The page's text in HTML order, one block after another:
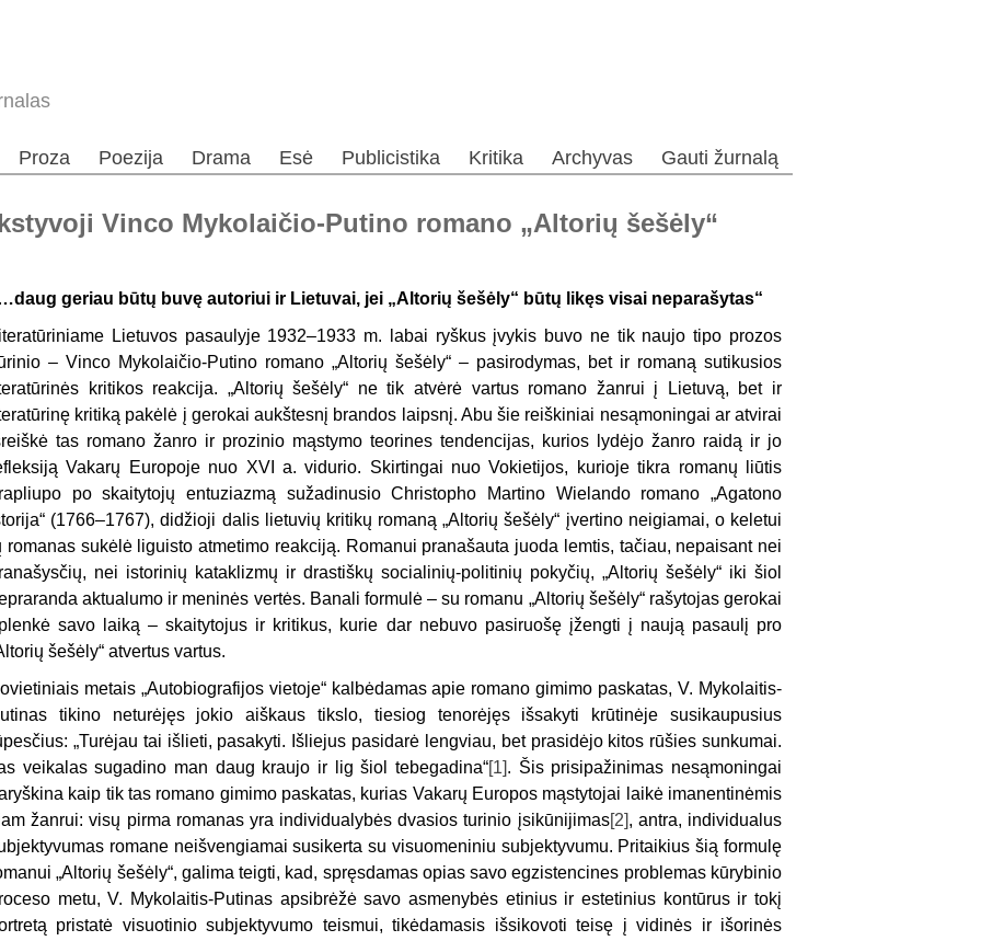
Proza Poezija Drama Esė Publicistika Kritika Archyvas Gauti žurnalą
Vinco Mykolaičio-Putino romano „Altorių šešėly“
geriau būtų buvę autoriui ir Lietuvai, jei „Altorių šešėly“ būtų likęs visai neparašytas“
Lietuvos pasaulyje 1932–1933 m. labai ryškus įvykis buvo ne tik naujo tipo prozos
– Vinco Mykolaičio-Putino romano „Altorių šešėly“ – pasirodymas, bet ir romaną sutikusios
kritikos reakcija. „Altorių šešėly“ ne tik atvėrė vartus romano žanrui į Lietuvą, bet ir
kritiką pakėlė į gerokai aukštesnį brandos laipsnį. Abu šie reiškiniai nesąmoningai ar atvirai
tas romano žanro ir prozinio mąstymo teorines tendencijas, kurios lydėjo žanro raidą ir jo
Vakarų Europoje nuo XVI a. vidurio. Skirtingai nuo Vokietijos, kurioje tikra romanų liūtis
po skaitytojų entuziazmą sužadinusio Christopho Martino Wielando romano „Agatono
(1766–1767), didžioji dalis lietuvių kritikų romaną „Altorių šešėly“ įvertino neigiamai, o keletui
romanas sukėlė liguisto atmetimo reakciją. Romanui pranašauta juoda lemtis, tačiau, nepaisant nei
nei istorinių kataklizmų ir drastiškų socialinių-politinių pokyčių, „Altorių šešėly“ iki šiol
aktualumo ir meninės vertės. Banali formulė – su romanu „Altorių šešėly“ rašytojas gerokai
savo laiką – skaitytojus ir kritikus, kurie dar nebuvo pasiruošę įžengti į naują pasaulį pro
šešėly“ atvertus vartus.
metais „Autobiografijos vietoje“ kalbėdamas apie romano gimimo paskatas, V. Mykolaitis-
tikino neturėjęs jokio aiškaus tikslo, tiesiog tenorėjęs išsakyti krūtinėje susikaupusius
„Turėjau tai išlieti, pasakyti. Išliejus pasidarė lengviau, bet prasidėjo kitos rūšies sunkumai.
veikalas sugadino man daug kraujo ir lig šiol tebegadina“[1]. Šis prisipažinimas nesąmoningai
kaip tik tas romano gimimo paskatas, kurias Vakarų Europos mąstytojai laikė imanentinėmis
žanrui: visų pirma romanas yra individualybės dvasios turinio įsikūnijimas[2], antra, individualus
romane neišvengiamai susikerta su visuomeniniu subjektyvumu. Pritaikius šią formulę
„Altorių šešėly“, galima teigti, kad, spręsdamas opias savo egzistencines problemas kūrybinio
metu, V. Mykolaitis-Putinas apsibrėžė savo asmenybės etinius ir estetinius kontūrus ir tokį
pristatė visuotinio subjektyvumo teismui, tikėdamasis išsikovoti teisę į vidinės ir išorinės